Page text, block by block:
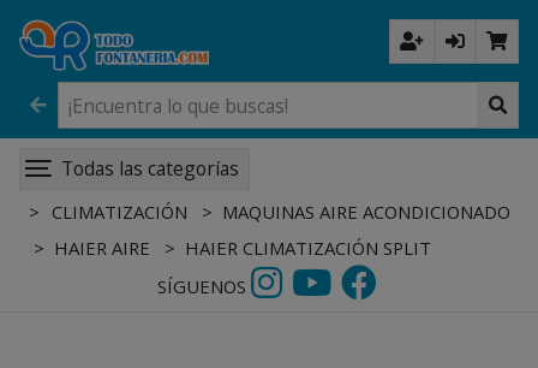
Todas las categorías
CLIMATIZACIÓN
MAQUINAS AIRE ACONDICIONADO
HAIER AIRE
HAIER CLIMATIZACIÓN SPLIT
SÍGUENOS